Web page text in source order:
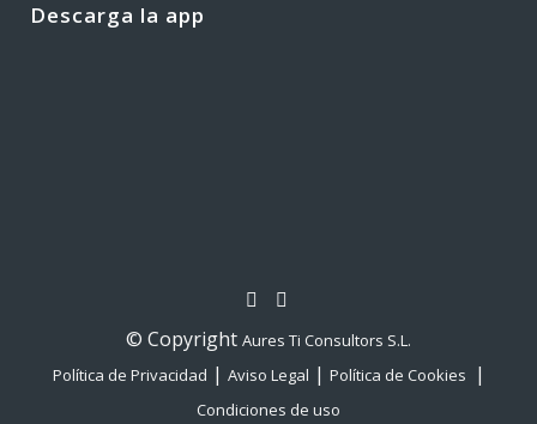
Descarga la app
© Copyright Aures Ti Consultors S.L.
Política de Privacidad | Aviso Legal | Política de Cookies |
Condiciones de uso